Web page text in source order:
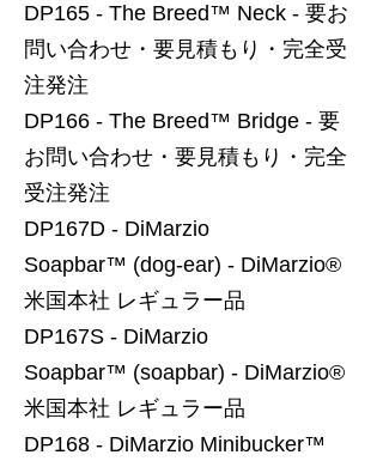
DP165 - The Breed™ Neck - 要お
問い合わせ・要見積もり・完全受
注発注
DP166 - The Breed™ Bridge - 要
お問い合わせ・要見積もり・完全
受注発注
DP167D - DiMarzio
Soapbar™ (dog-ear) - DiMarzio®
米国本社 レギュラー品
DP167S - DiMarzio
Soapbar™ (soapbar) - DiMarzio®
米国本社 レギュラー品
DP168 - DiMarzio Minibucker™